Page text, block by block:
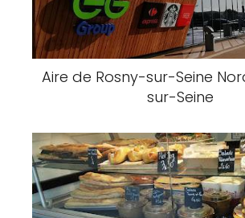
Aire de Rosny-sur-Seine
sur-Seine